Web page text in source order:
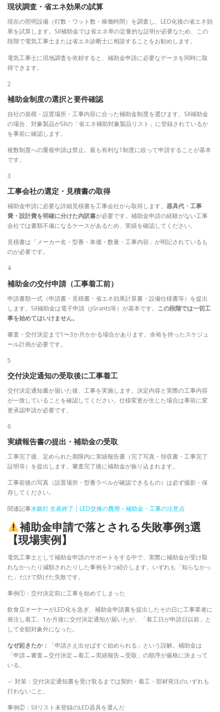
現状調査・省エネ効果の試算
現在の照明設備（灯数・ワット数・稼働時間）を調査し、LED化後の省エネ効
果を試算します。SII補助金では省エネ率の定量的な証明が必要なため、この
段階で電気工事士または省エネ診断士に相談することをお勧めします。
電気工事士に現地調査を依頼すると、補助金申請に必要なデータを同時に取
得できます。
2
補助金制度の選択と要件確認
自社の規模・設置場所・工事内容に合った補助金制度を選びます。SII補助金
の場合、対象製品がSIIの「省エネ補助対象製品リスト」に登録されているか
を事前に確認します。
複数制度への重複申請は禁止。最も有利な1制度に絞って申請することが基本
です。
3
工事会社の選定・見積書の取得
補助金申請に必要な詳細見積書を工事会社から取得します。 器具代・工事
費・設計費を明確に分けた内訳書が必要です。補助金申請の経験がない工事
会社では書類不備になるケースがあるため、実績を確認してください。
見積書は「メーカー名・型番・単価・数量・工事内容」が明記されているも
のが必要です。
4
補助金の交付申請（工事着工前）
申請書類一式（申請書・見積書・省エネ効果計算書・設備仕様書等）を提出
します。SII補助金は電子申請（jGrants等）が基本です。 この段階では一切工
事を始めてはいけません。
審査・交付決定まで1〜3か月かかる場合があります。余裕を持ったスケジュ
ール計画が必要です。
5
交付決定通知の受取後に工事着工
交付決定通知書が届いた後、工事を実施します。決定内容と実際の工事内容
が一致していることを確認してください。仕様変更が生じた場合は事前に変
更承認申請が必要です。
6
実績報告書の提出・補助金の受取
工事完了後、定められた期限内に実績報告書（完了写真・領収書・工事完了
証明等）を提出します。審査完了後に補助金が振り込まれます。
工事前後の写真（設置場所・型番ラベルが確認できるもの）は必ず撮影・保
存してください。
関連記事水銀灯 生産終了｜LED交換の費用・補助金・工事の注意点
補助金申請で落とされる失敗事例3選
【現場実例】
電気工事士として補助金申請のサポートをする中で、実際に補助金が受け取
れなかったり減額されたりした事例を3つ紹介します。いずれも「知らなかっ
た」だけで防げた失敗です。
事例①：交付決定前に工事を始めてしまった
飲食店オーナーがLED化を急ぎ、補助金申請書を提出したその日に工事業者に
発注し着工。1か月後に交付決定通知が届いたが、「着工日が申請日以前」と
して全額対象外になった。
なぜ起きたか：
「申請さえ出せばすぐ始められる」という誤解。補助金は
「申請→審査→交付決定→着工→実績報告→受取」の順序が厳格に決まって
いる。
✓ 対策：交付決定通知書を受け取るまでは契約・着工・部材発注のいずれも
行わないこと。
事例②：SIIリスト未登録のLED器具を選んだ